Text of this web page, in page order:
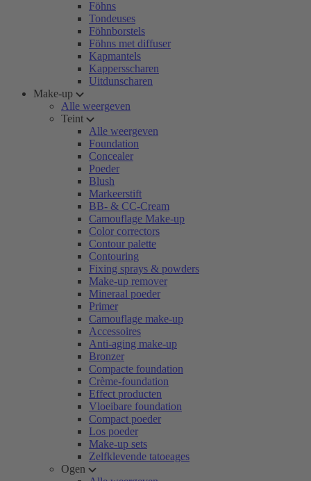
Föhns
Tondeuses
Föhnborstels
Föhns met diffuser
Kapmantels
Kappersscharen
Uitdunscharen
Make-up
Alle weergeven
Teint
Alle weergeven
Foundation
Concealer
Poeder
Blush
Markeerstift
BB- & CC-Cream
Camouflage Make-up
Color correctors
Contour palette
Contouring
Fixing sprays & powders
Make-up remover
Mineraal poeder
Primer
Camouflage make-up
Accessoires
Anti-aging make-up
Bronzer
Compacte foundation
Crème-foundation
Effect producten
Vloeibare foundation
Compact poeder
Los poeder
Make-up sets
Zelfklevende tatoeages
Ogen